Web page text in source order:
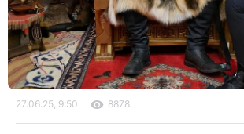
27.06.25, 9:50 8878